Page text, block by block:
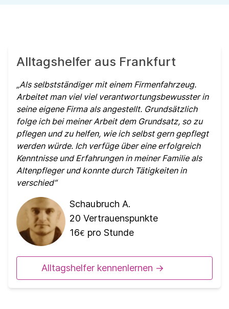
Alltagshelfer aus Frankfurt
Als selbstständiger mit einem Firmenfahrzeug.
Arbeitet man viel viel verantwortungsbewusster in
seine eigene Firma als angestellt. Grundsätzlich
folge ich bei meiner Arbeit dem Grundsatz, so zu
pflegen und zu helfen, wie ich selbst gern gepflegt
werden würde. Ich verfüge über eine erfolgreich
Kenntnisse und Erfahrungen in meiner Familie als
Altenpfleger und konnte durch Tätigkeiten in
verschied
Schaubruch A.
20 Vertrauenspunkte
16€ pro Stunde
Alltagshelfer kennenlernen ->